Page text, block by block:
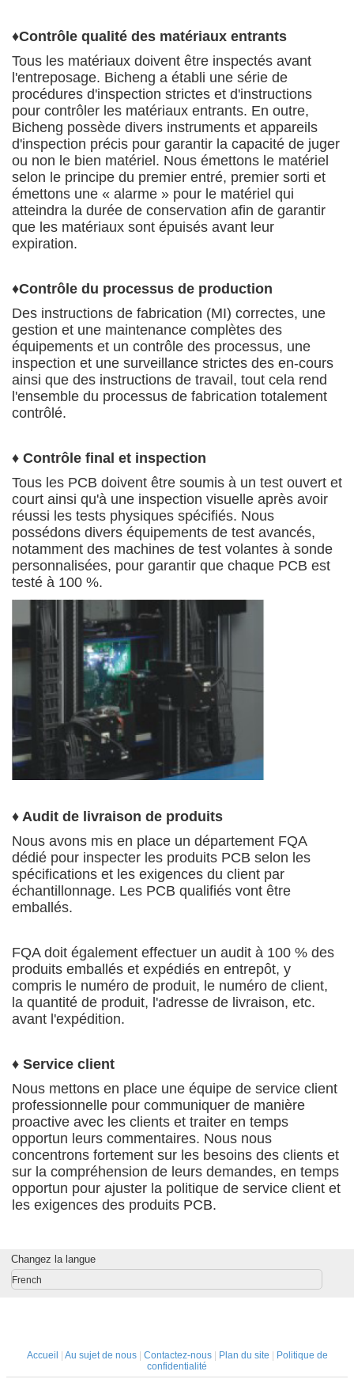
♦Contrôle qualité des matériaux entrants
Tous les matériaux doivent être inspectés avant
l'entreposage. Bicheng a établi une série de
procédures d'inspection strictes et d'instructions
pour contrôler les matériaux entrants. En outre,
Bicheng possède divers instruments et appareils
d'inspection précis pour garantir la capacité de juger
ou non le bien matériel. Nous émettons le matériel
selon le principe du premier entré, premier sorti et
émettons une « alarme » pour le matériel qui
atteindra la durée de conservation afin de garantir
que les matériaux sont épuisés avant leur
expiration.
♦Contrôle du processus de production
Des instructions de fabrication (MI) correctes, une
gestion et une maintenance complètes des
équipements et un contrôle des processus, une
inspection et une surveillance strictes des en-cours
ainsi que des instructions de travail, tout cela rend
l'ensemble du processus de fabrication totalement
contrôlé.
♦ Contrôle final et inspection
Tous les PCB doivent être soumis à un test ouvert et
court ainsi qu'à une inspection visuelle après avoir
réussi les tests physiques spécifiés. Nous
possédons divers équipements de test avancés,
notamment des machines de test volantes à sonde
personnalisées, pour garantir que chaque PCB est
testé à 100 %.
♦ Audit de livraison de produits
Nous avons mis en place un département FQA
dédié pour inspecter les produits PCB selon les
spécifications et les exigences du client par
échantillonnage. Les PCB qualifiés vont être
emballés.
FQA doit également effectuer un audit à 100 % des
produits emballés et expédiés en entrepôt, y
compris le numéro de produit, le numéro de client,
la quantité de produit, l'adresse de livraison, etc.
avant l'expédition.
♦ Service client
Nous mettons en place une équipe de service client
professionnelle pour communiquer de manière
proactive avec les clients et traiter en temps
opportun leurs commentaires. Nous nous
concentrons fortement sur les besoins des clients et
sur la compréhension de leurs demandes, en temps
opportun pour ajuster la politique de service client et
les exigences des produits PCB.
Changez la langue
French
Accueil Au sujet de nous| Contactez-nous| Plan du site
Politique de
confidentialité